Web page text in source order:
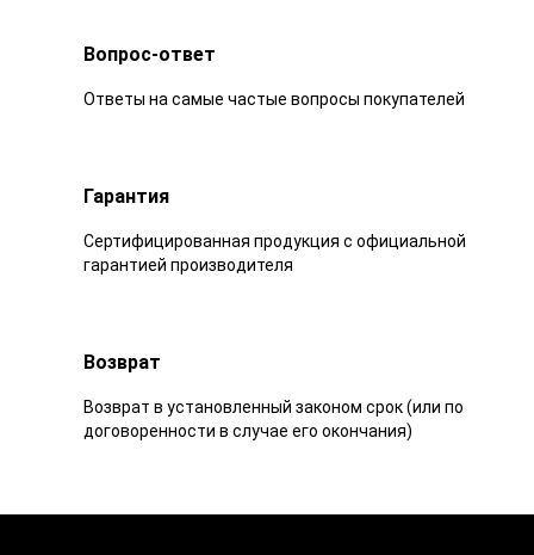
Вопрос-ответ
Ответы на самые частые вопросы покупателей
Гарантия
Сертифицированная продукция с официальной
гарантией производителя
Возврат
Возврат в установленный законом срок (или по
договоренности в случае его окончания)